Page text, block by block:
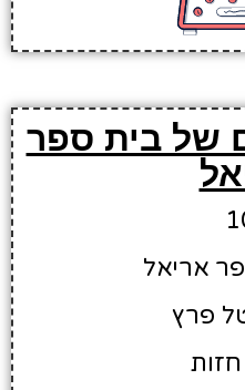
של בית ספר
אריאל
פרץ